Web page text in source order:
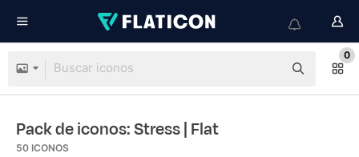
0
Pack de iconos: Stress| Flat
50 ICONOS